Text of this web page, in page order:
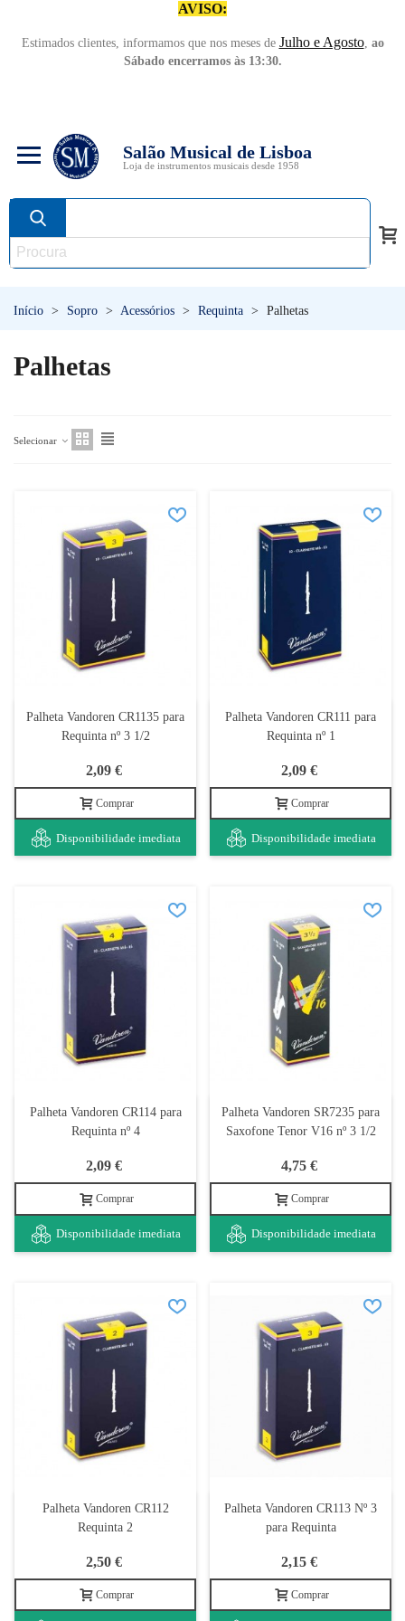
AVISO:
Estimados clientes, informamos que nos meses de Julho e Agosto, ao
Sábado encerramos às 13:30.
Salão Musical de Lisboa
Loja de instrumentos musicais desde 1958
Início > Sopro > Acessórios > Requinta > Palhetas
Palhetas
Selecionar
Palheta Vandoren CR1135 para
Requinta nº 3 1/2
2,09 €
Comprar
Disponibilidade imediata
Palheta Vandoren CR111 para
Requinta nº 1
2,09 €
Comprar
Disponibilidade imediata
Palheta Vandoren CR114 para
Requinta nº 4
2,09 €
Comprar
Disponibilidade imediata
Palheta Vandoren SR7235 para
Saxofone Tenor V16 nº 3 1/2
4,75 €
Comprar
Disponibilidade imediata
Palheta Vandoren CR112
Requinta 2
2,50 €
Comprar
Palheta Vandoren CR113 Nº 3
para Requinta
2,15 €
Comprar